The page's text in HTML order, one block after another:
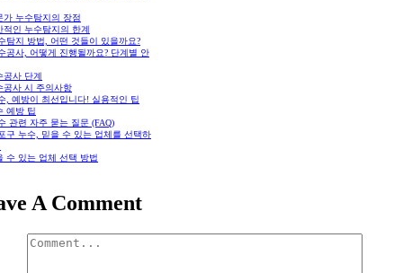
가 누수탐지의 장점
적인 누수탐지의 한계
탐지 방법, 어떤 것들이 있을까요?
공사, 어떻게 진행될까요? 단계별 안
공사 단계
공사 시 주의사항
, 예방이 최선입니다! 실용적인 팁
예방 팁
관련 자주 묻는 질문 (FAQ)
구 누수, 믿을 수 있는 업체를 선택하
수 있는 업체 선택 방법
A Comment